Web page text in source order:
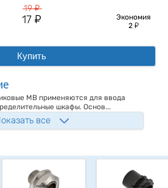
19у
17у
Экономия
2 у
Купить
MB применяются для ввода
шкафы. Основ...
все